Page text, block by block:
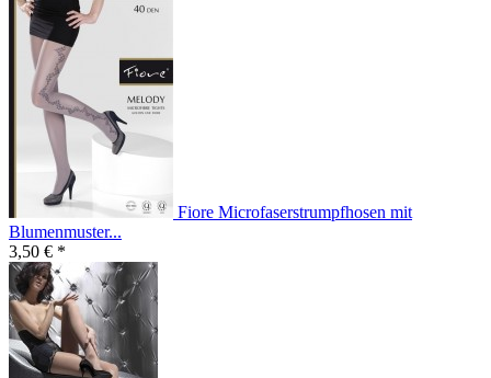
Fiore Microfaserstrumpfhosen mit
Blumenmuster...
3,50 € *